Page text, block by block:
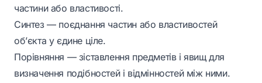
частини або властивості.
Синтез — поєднання частин або властивостей
об’єкта у єдине ціле.
Порівняння — зіставлення предметів і явищ для
визначення подібностей і відмінностей між ними.